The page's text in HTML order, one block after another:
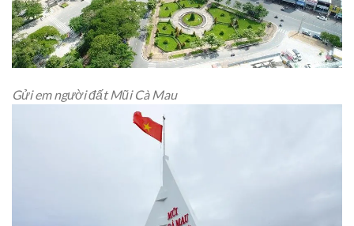
Gửi em người đất Mũi Cà Mau